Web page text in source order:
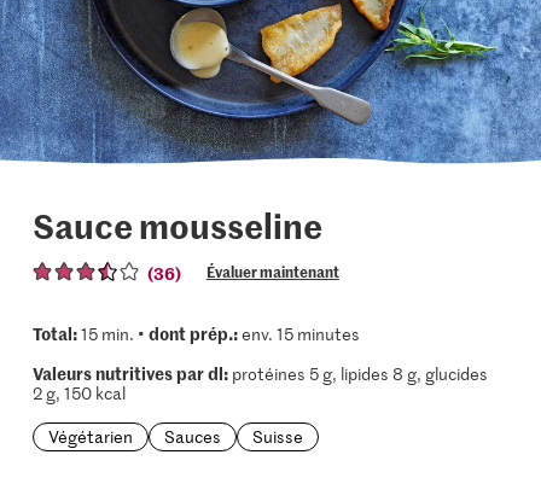
Sauce mousseline
(36) Évaluer maintenant
Total:15 min. • dont prép.:env. 15 minutes
Valeurs nutritives par dl:protéines 5 g, lipides 8 g, glucides
2 g, 150 kcal
Végétarien
Sauces Suisse